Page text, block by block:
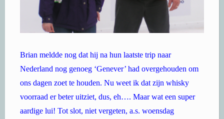
Brian meldde nog dat hij na hun laatste trip naar
Nederland nog genoeg ‘Genever’ had overgehouden om
ons dagen zoet te houden. Nu weet ik dat zijn whisky
voorraad er beter uitziet, dus, eh…. Maar wat een super
aardige lui! Tot slot, niet vergeten, a.s. woensdag